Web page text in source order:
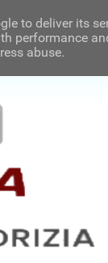
to deliver its
performance
abuse.